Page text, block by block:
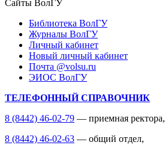
Сайты ВолГУ
Библиотека ВолГУ
Журналы ВолГУ
Личный кабинет
Новый личный кабинет
Почта @volsu.ru
ЭИОС ВолГУ
ТЕЛЕФОННЫЙ СПРАВОЧНИК
8 (8442) 46-02-79 — приемная ректора,
8 (8442) 46-02-63 — общий отдел,